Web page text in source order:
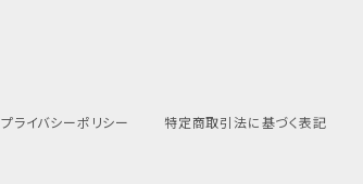
プライバシーポリシー 特定商取引法に基づく表記